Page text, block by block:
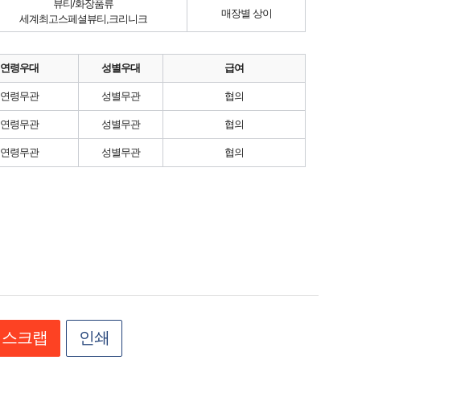
뷰티/화장품류
세계최고스페셜뷰티,크리니크
매장별 상이
연령우대 성별우대 급여
연령무관 성별무관 협의
연령무관 성별무관 협의
연령무관 성별무관 협의
스크랩 인쇄